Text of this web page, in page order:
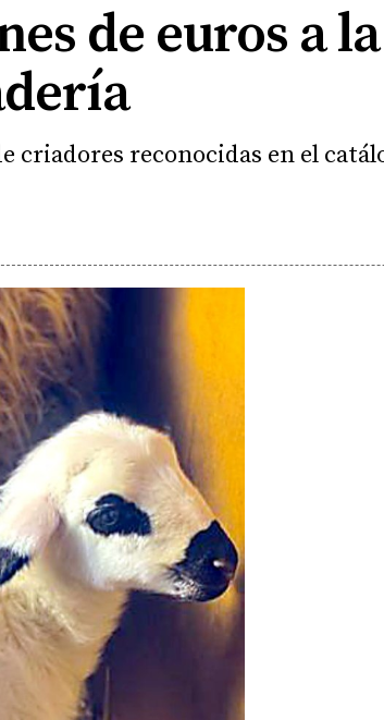
de euros a
criadores reconocidas en el